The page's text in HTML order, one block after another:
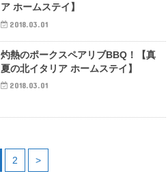
ア ホームステイ】
2018.03.01
灼熱のポークスペアリブBBQ！【真
夏の北イタリア ホームステイ】
2018.03.01
2 >